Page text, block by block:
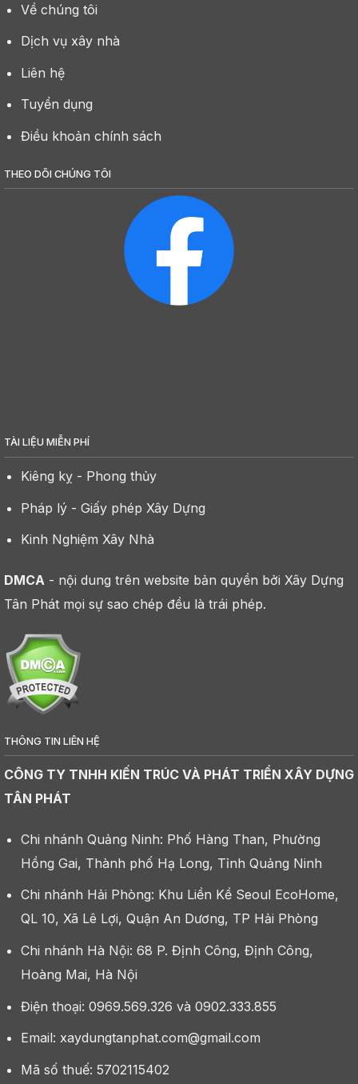
Về chúng tôi
Dịch vụ xây nhà
Liên hệ
Tuyển dụng
Điều khoản chính sách
THEO DÕI CHÚNG TÔI
TÀI LIỆU MIỄN PHÍ
Kiêng kỵ - Phong thủy
Pháp lý - Giấy phép Xây Dựng
Kinh Nghiệm Xây Nhà
DMCA - nội dung trên website bản quyền bởi Xây Dựng
Tân Phát mọi sự sao chép đều là trái phép.
THÔNG TIN LIÊN HỆ
CÔNG TY TNHH KIẾN TRÚC VÀ PHÁT TRIỂN XÂY DỰNG
TÂN PHÁT
Chi nhánh Quảng Ninh: Phố Hàng Than, Phường
Hồng Gai, Thành phố Hạ Long, Tỉnh Quảng Ninh
Chi nhánh Hải Phòng: Khu Liền Kề Seoul EcoHome,
QL 10, Xã Lê Lợi, Quận An Dương, TP Hải Phòng
Chi nhánh Hà Nội: 68 P. Định Công, Định Công,
Hoàng Mai, Hà Nội
Điện thoại: 0969.569.326 và 0902.333.855
Email: xaydungtanphat.com@gmail.com
Mã số thuế: 5702115402